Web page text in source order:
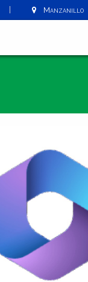
Manzanillo